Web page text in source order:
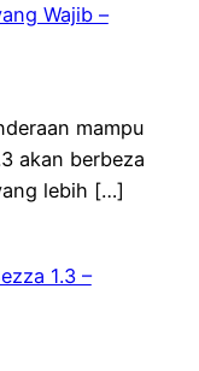
Wajib –
mampu
akan berbeza
lebih […]
1.3 –